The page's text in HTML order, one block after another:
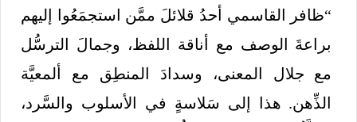
“ظافر القاسمي أحدُ قلائلَ ممَّن استجمَعُوا إليهم
براعةَ الوصف مع أناقة اللفظ، وجمالَ الترسُّل
مع جلال المعنى، وسدادَ المنطِق مع ألمعيَّة
الذِّهن. هذا إلى سَلاسةٍ في الأسلوب والسَّرد،